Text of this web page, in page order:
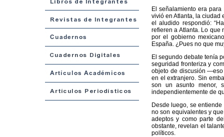
El señalamiento era
vivió en Atlanta, la ciudad
el aludido respondió:
refieren a Atlanta. Lo que
por el gobierno
España. ¿Pues no que
El segundo debate tenía
seguridad fronteriza y
objeto de discusión
en el extranjero. Sin
son un asunto menor,
independientemente de
Desde luego, se
no son equivalentes y
adeptos y como parte
obstante, revelan el
políticos.